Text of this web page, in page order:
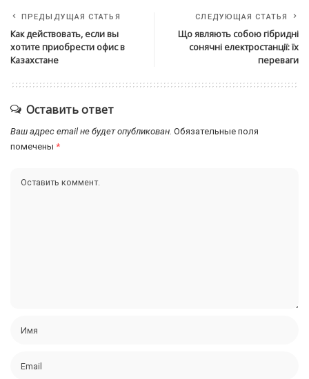
ПРЕДЫДУЩАЯ СТАТЬЯ
Как действовать, если вы
хотите приобрести офис в
Казахстане
СЛЕДУЮЩАЯ СТАТЬЯ
Що являють собою гібридні
сонячні електростанції: їх
переваги
Оставить ответ
Ваш адрес email не будет опубликован. Обязательные поля
помечены *